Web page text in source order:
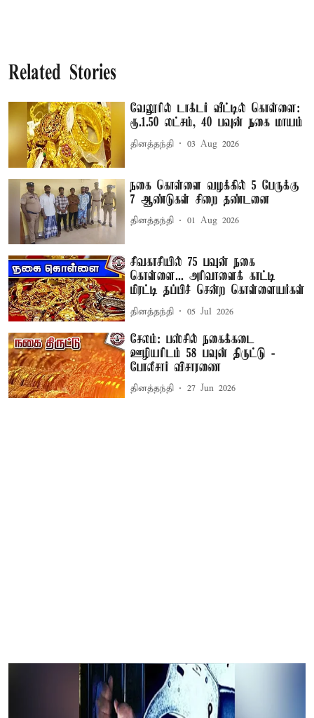
Related Stories
வேலூரில் டாக்டர் வீட்டில் கொள்ளை:
ரூ.1.50 லட்சம், 40 பவுன் நகை மாயம்
தினத்தந்தி 03 Aug 2026
நகை கொள்ளை வழக்கில் 5 பேருக்கு
7 ஆண்டுகள் சிறை தண்டனை
தினத்தந்தி 01 Aug 2026
சிவகாசியில் 75 பவுன் நகை
கொள்ளை... அரிவாளைக் காட்டி
மிரட்டி தப்பிச் சென்ற கொள்ளையர்கள்
தினத்தந்தி 05 Jul 2026
சேலம்: பஸ்சில் நகைக்கடை
ஊழியரிடம் 58 பவுன் திருட்டு -
போலீசார் விசாரணை
தினத்தந்தி 27 Jun 2026